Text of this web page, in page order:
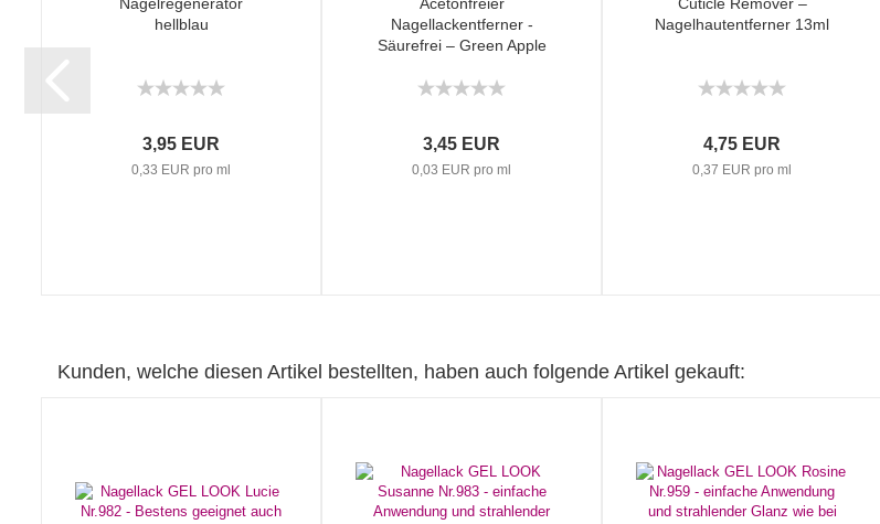
hellblau
3,95 EUR
0,33 EUR pro ml
Nagellackentferner -
Säurefrei – Green Apple
3,45 EUR
0,03 EUR pro ml
Nagelhautentferner 13ml
4,75 EUR
0,37 EUR pro ml
Kunden, welche diesen Artikel bestellten, haben auch folgende Artikel gekauft: